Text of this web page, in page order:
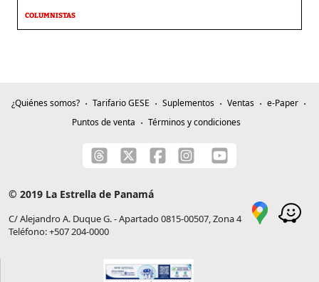
COLUMNISTAS
¿Quiénes somos? Tarifario GESE Suplementos Ventas
e-Paper
Puntos de venta
Términos y condiciones
© 2019 La Estrella de Panamá
C/ Alejandro A. Duque G. - Apartado 0815-00507, Zona 4
Teléfono: +507 204-0000